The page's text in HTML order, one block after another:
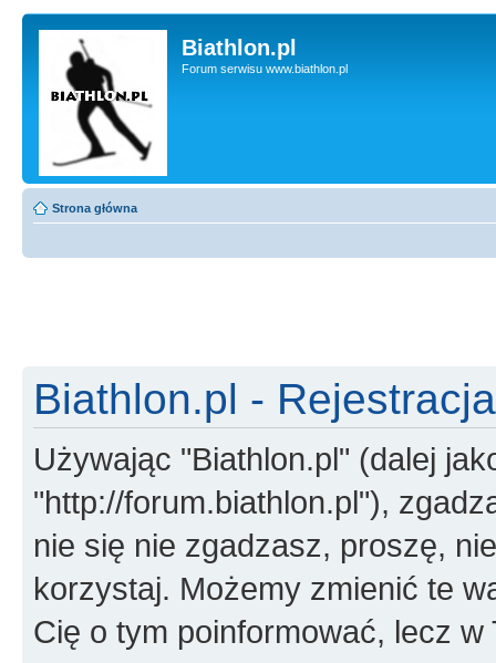
Biathlon.pl
Forum serwisu www.biathlon.pl
Strona główna
Biathlon.pl - Rejestracja
Używając "Biathlon.pl" (dalej
"http://forum.biathlon.pl"),
nie się nie zgadzasz, proszę,
korzystaj. Możemy zmienić te
Cię o tym poinformować, lecz